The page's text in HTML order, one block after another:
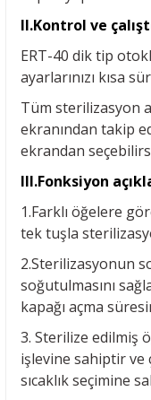
II.Kontrol ve
ERT-40 dik tip
ayarlarınızı kısa
Tüm sterilizasyon
ekranından takip
ekrandan
III.Fonksiyon
1.Farklı öğelere
tek tuşla
2.Sterilizasyonun
soğutulmasını
kapağı açma
3. Sterilize edilmiş
işlevine sahiptir ve
sıcaklık seçimine